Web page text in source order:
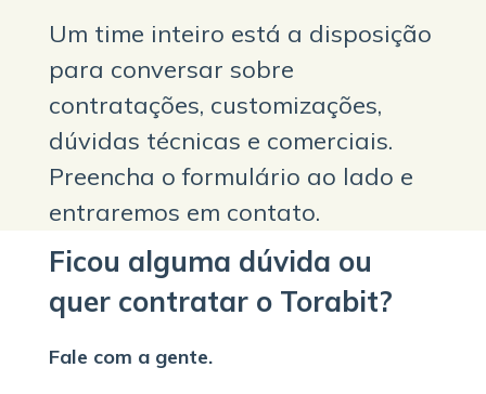
Um time inteiro está a disposição
para conversar sobre
contratações, customizações,
dúvidas técnicas e comerciais.
Preencha o formulário ao lado e
entraremos em contato.
Ficou alguma dúvida ou
quer contratar o Torabit?
Fale com a gente.